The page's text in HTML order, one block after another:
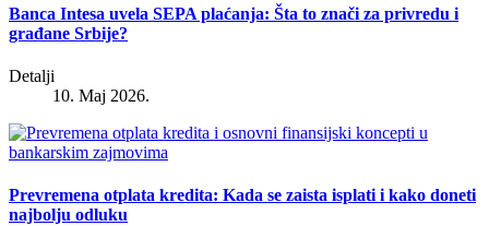
Banca Intesa uvela SEPA plaćanja: Šta to znači za privredu i
građane Srbije?
Detalji
10. Maj 2026.
Prevremena otplata kredita: Kada se zaista isplati i kako doneti
najbolju odluku